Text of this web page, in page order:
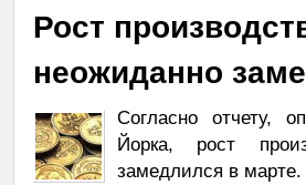
Рост
неожиданно
Согласно отчету,
Йорка, рост
замедлился в марте.